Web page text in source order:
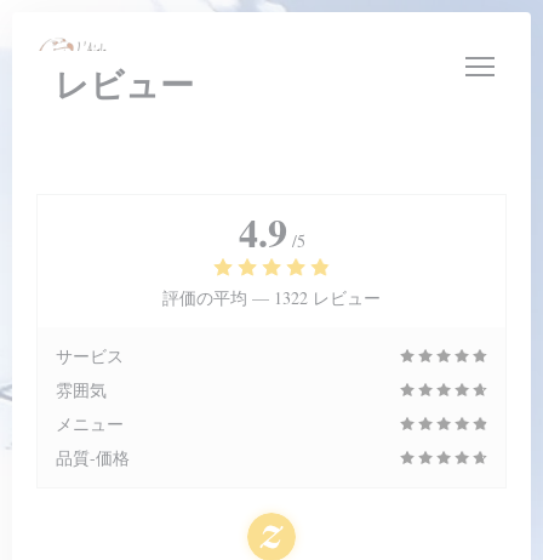
クッキー利用の管理について
レビュー
4.9 /5
評価の平均 — 1322 レビュー
サービス
雰囲気
メニュー
品質-価格